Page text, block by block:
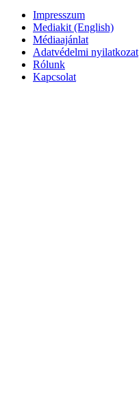
Impresszum
Mediakit (English)
Médiaajánlat
Adatvédelmi nyilatkozat
Rólunk
Kapcsolat